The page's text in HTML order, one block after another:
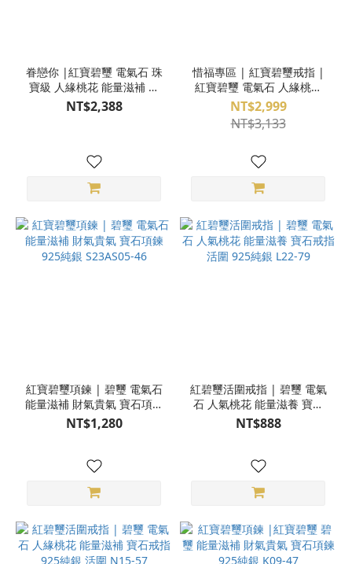
眷戀你 |紅寶碧璽 電氣石 珠
寶級 人緣桃花 能量滋補 五
行補火 寶石戒指 925純銀 活
圍 4AB05-71
NT$2,388
惜福專區 | 紅寶碧璽戒指 |
紅寶碧璽 電氣石 人緣桃花
能量滋補 寶石戒指 925純銀
活圍 K09-79
NT$2,999
NT$3,133
紅寶碧璽項鍊 | 碧璽 電氣石
能量滋補 財氣貴氣 寶石項鍊
925純銀 S23AS05-46
NT$1,280
紅碧璽活圍戒指 | 碧璽 電氣
石 人氣桃花 能量滋養 寶石
戒指 活圍 925純銀 L22-79
NT$888